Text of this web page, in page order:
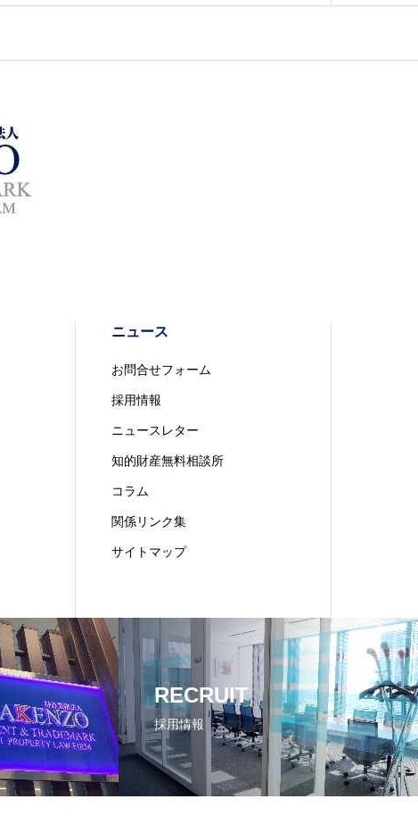
ニュース
お問合せフォーム
採用情報
ニュースレター
知的財産無料相談所
コラム
関係リンク集
サイトマップ
RECRUIT
採用情報